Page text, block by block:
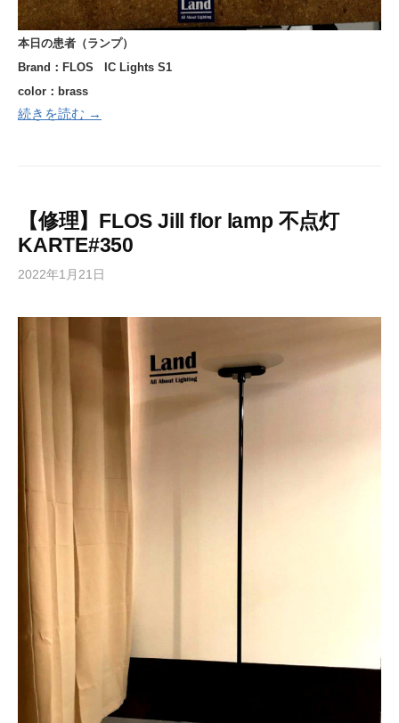
本日の患者（ランプ）
Brand：FLOS IC Lights S1
color：brass
続きを読む →
【修理】FLOS Jill flor lamp 不点灯
KARTE#350
2022年1月21日